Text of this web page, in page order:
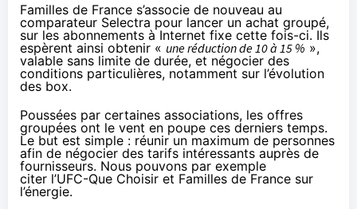
Familles de France s’associe de nouveau au
comparateur Selectra pour lancer un achat groupé,
sur les abonnements à Internet fixe cette fois-ci. Ils
espèrent ainsi obtenir « une réduction de 10 à 15 % »,
valable sans limite de durée, et négocier des
conditions particulières, notamment sur l’évolution
des box.
Poussées par certaines associations, les offres
groupées ont le vent en poupe ces derniers temps.
Le but est simple : réunir un maximum de personnes
afin de négocier des tarifs intéressants auprès de
fournisseurs. Nous pouvons par exemple
citer l’UFC-Que Choisir et Familles de France sur
l’énergie.